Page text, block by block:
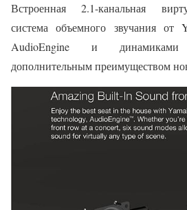
Встроенная 2.1-канальная
система объемного звучания от
AudioEngine и динамиками
дополнительным преимуществом